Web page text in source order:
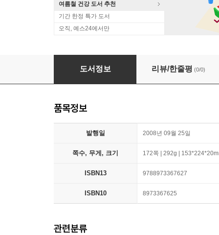
여름철 건강 도서 추천
기간 한정 특가 도서
오직, 예스24에서만
사상의학과 처세술
도서정보 리뷰/한줄평 (0/0)
품목정보
발행일 2008년 09월 25일
쪽수, 무게, 크기 172쪽 | 292g |
ISBN13 9788973367627
ISBN10 8973367625
관련분류